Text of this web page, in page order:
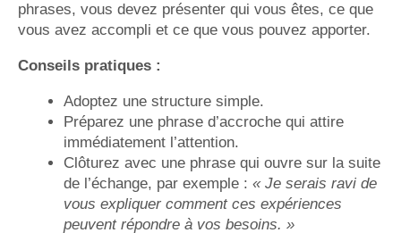
phrases, vous devez présenter qui vous êtes, ce que
vous avez accompli et ce que vous pouvez apporter.
Conseils pratiques :
Adoptez une structure simple.
Préparez une phrase d’accroche qui attire
immédiatement l’attention.
Clôturez avec une phrase qui ouvre sur la suite
de l’échange, par exemple : « Je serais ravi de
vous expliquer comment ces expériences
peuvent répondre à vos besoins. »